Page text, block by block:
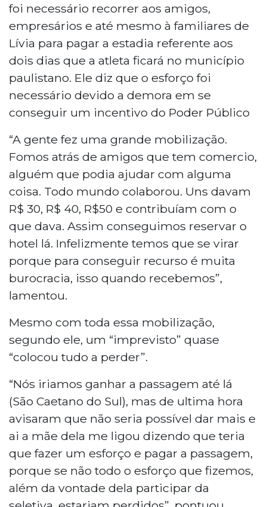
foi necessário recorrer aos amigos,
empresários e até mesmo à familiares de
Lívia para pagar a estadia referente aos
dois dias que a atleta ficará no município
paulistano. Ele diz que o esforço foi
necessário devido a demora em se
conseguir um incentivo do Poder Público
“A gente fez uma grande mobilização.
Fomos atrás de amigos que tem comercio,
alguém que podia ajudar com alguma
coisa. Todo mundo colaborou. Uns davam
R$ 30, R$ 40, R$50 e contribuíam com o
que dava. Assim conseguimos reservar o
hotel lá. Infelizmente temos que se virar
porque para conseguir recurso é muita
burocracia, isso quando recebemos”,
lamentou.
Mesmo com toda essa mobilização,
segundo ele, um “imprevisto” quase
“colocou tudo a perder”.
“Nós iriamos ganhar a passagem até lá
(São Caetano do Sul), mas de ultima hora
avisaram que não seria possível dar mais e
ai a mãe dela me ligou dizendo que teria
que fazer um esforço e pagar a passagem,
porque se não todo o esforço que fizemos,
além da vontade dela participar da